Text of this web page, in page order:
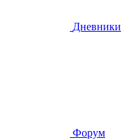
Дневники
Форум